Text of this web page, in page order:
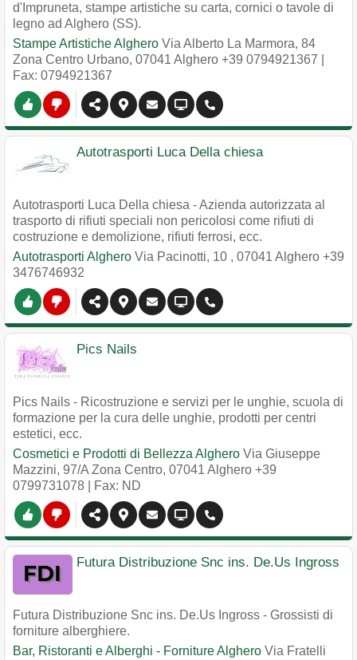
d'Impruneta, stampe artistiche su carta, cornici o tavole di
legno ad Alghero (SS).
Stampe Artistiche Alghero Via Alberto La Marmora, 84
Zona Centro Urbano, 07041 Alghero +39 0794921367
Fax: 0794921367
Autotrasporti Luca Della chiesa
Autotrasporti Luca Della chiesa - Azienda autorizzata al
trasporto di rifiuti speciali non pericolosi come rifiuti di
costruzione e demolizione, rifiuti ferrosi, ecc.
Autotrasporti Alghero Via Pacinotti, 10 , 07041 Alghero +39
3476746932
Pics Nails
Pics Nails - Ricostruzione e servizi per le unghie, scuola di
formazione per la cura delle unghie, prodotti per centri
estetici, ecc.
Cosmetici e Prodotti di Bellezza Alghero Via Giuseppe
Mazzini, 97/A Zona Centro, 07041 Alghero +39
0799731078 | Fax: ND
Futura Distribuzione Snc ins. De.Us Ingross
Futura Distribuzione Snc ins. De.Us Ingross - Grossisti di
forniture alberghiere.
Bar, Ristoranti e Alberghi - Forniture Alghero Via Fratelli